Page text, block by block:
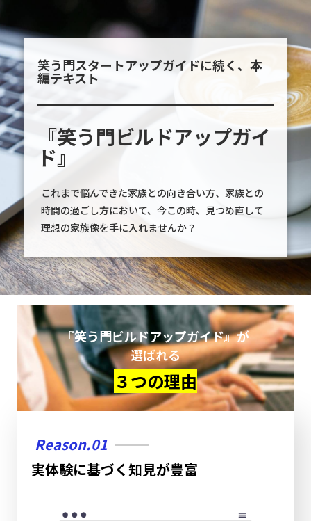
笑う門スタートアップガイドに続く、本
編テキスト
『笑う門ビルドアップガイ
ド』
これまで悩んできた家族との向き合い方、家族との
時間の過ごし方において、今この時、見つめ直して
理想の家族像を手に入れませんか？
『笑う門ビルドアップガイド』が
選ばれる
３つの理由
Reason.01
実体験に基づく知見が豊富